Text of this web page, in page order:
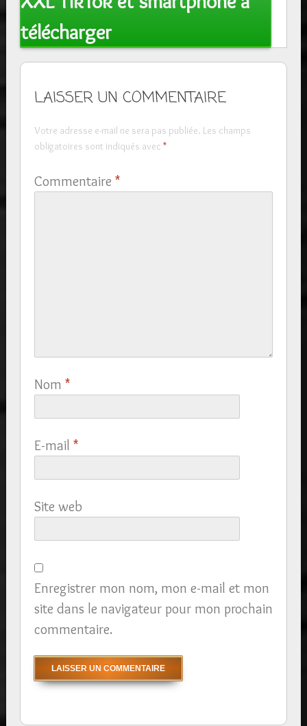
télécharger
LAISSER UN COMMENTAIRE
Votre adresse e-mail ne sera pas publiée. Les champs
obligatoires sont indiqués avec *
Commentaire *
Nom *
E-mail *
Site web
Enregistrer mon nom, mon e-mail et mon
site dans le navigateur pour mon prochain
commentaire.